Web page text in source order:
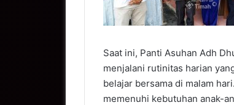
Saat ini, Panti Asuhan Adh
menjalani rutinitas harian
belajar bersama di malam
memenuhi kebutuhan anak-